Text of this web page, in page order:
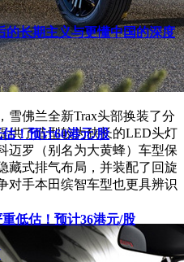
雪佛兰全新Trax头部换装了分
供了造型较为狭长的LED头灯
迈罗（别名为大黄蜂）车型保
藏式排气布局，并装配了回旋
对手本田缤智车型也更具辨识
的长期主义与更懂中国的深度
！预计60港元/股
低估！预计36港元/股